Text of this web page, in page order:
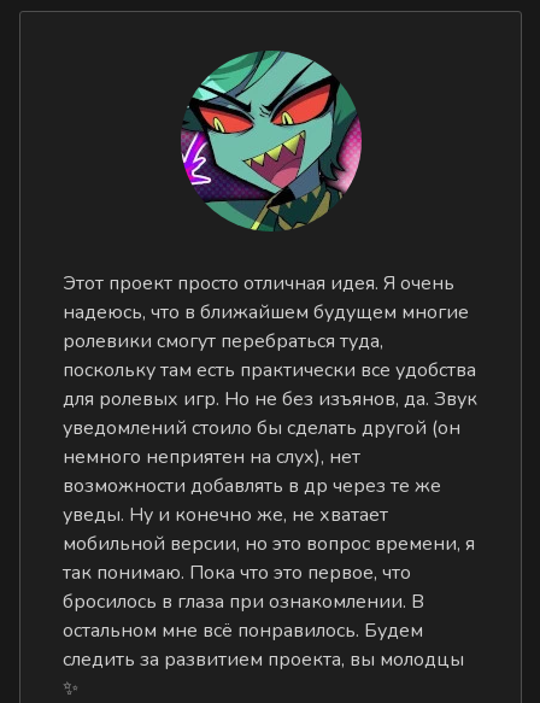
Этот проект просто отличная идея. Я очень
надеюсь, что в ближайшем будущем многие
ролевики смогут перебраться туда,
поскольку там есть практически все удобства
для ролевых игр. Но не без изъянов, да. Звук
уведомлений стоило бы сделать другой (он
немного неприятен на слух), нет
возможности добавлять в др через те же
уведы. Ну и конечно же, не хватает
мобильной версии, но это вопрос времени, я
так понимаю. Пока что это первое, что
бросилось в глаза при ознакомлении. В
остальном мне всё понравилось. Будем
следить за развитием проекта, вы молодцы
✨